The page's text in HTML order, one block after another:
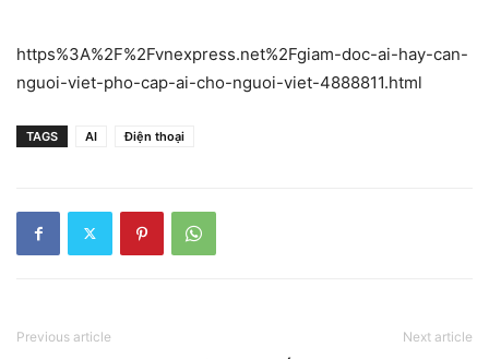
https%3A%2F%2Fvnexpress.net%2Fgiam-doc-ai-hay-can-
nguoi-viet-pho-cap-ai-cho-nguoi-viet-4888811.html
TAGS AI Điện thoại
Previous article Next article